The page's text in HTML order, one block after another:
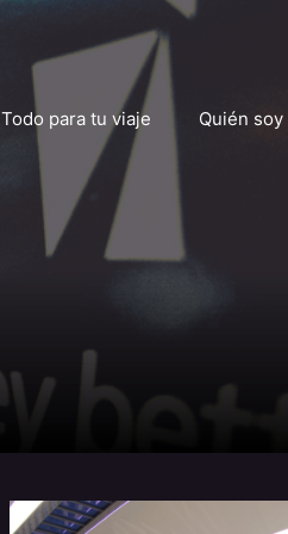
Todo para tu viaje Quién soy